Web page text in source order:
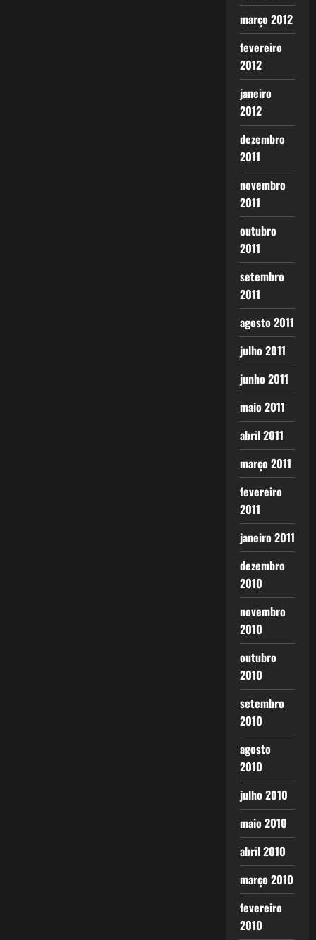
março 2012
fevereiro
2012
janeiro
2012
dezembro
2011
novembro
2011
outubro
2011
setembro
2011
agosto 2011
julho 2011
junho 2011
maio 2011
abril 2011
março 2011
fevereiro
2011
janeiro 2011
dezembro
2010
novembro
2010
outubro
2010
setembro
2010
agosto
2010
julho 2010
maio 2010
abril 2010
março 2010
fevereiro
2010